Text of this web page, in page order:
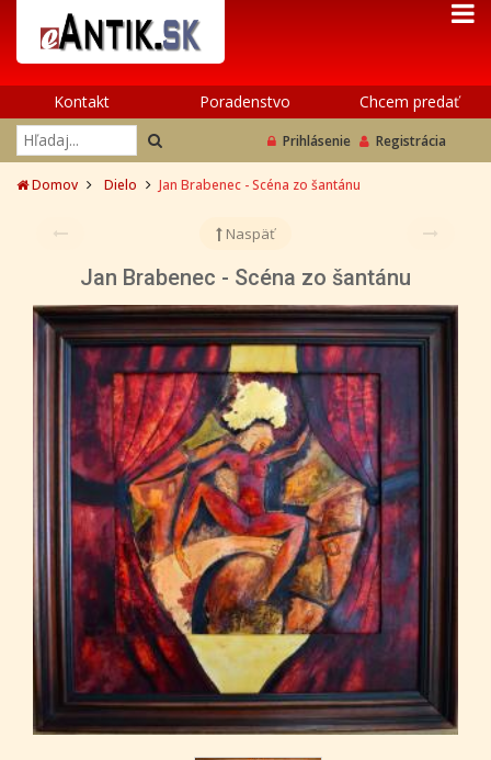
Kontakt Poradenstvo Chcem predať
Prihlásenie Registrácia
Domov Dielo Jan Brabenec - Scéna zo šantánu
Naspäť
Jan Brabenec - Scéna zo šantánu